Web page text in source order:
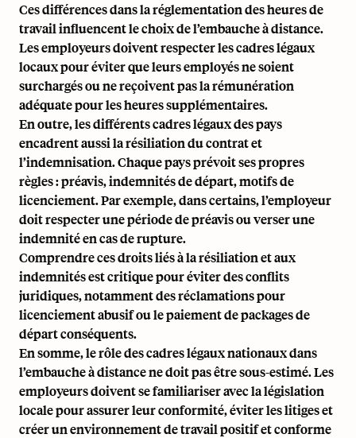
Ces différences dans la réglementation des heures de
travail influencent le choix de l’embauche à distance.
Les employeurs doivent respecter les cadres légaux
locaux pour éviter que leurs employés ne soient
surchargés ou ne reçoivent pas la rémunération
adéquate pour les heures supplémentaires.
En outre, les différents cadres légaux des pays
encadrent aussi la résiliation du contrat et
l’indemnisation. Chaque pays prévoit ses propres
règles : préavis, indemnités de départ, motifs de
licenciement. Par exemple, dans certains, l’employeur
doit respecter une période de préavis ou verser une
indemnité en cas de rupture.
Comprendre ces droits liés à la résiliation et aux
indemnités est critique pour éviter des conflits
juridiques, notamment des réclamations pour
licenciement abusif ou le paiement de packages de
départ conséquents.
En somme, le rôle des cadres légaux nationaux dans
l’embauche à distance ne doit pas être sous-estimé. Les
employeurs doivent se familiariser avec la législation
locale pour assurer leur conformité, éviter les litiges et
créer un environnement de travail positif et conforme